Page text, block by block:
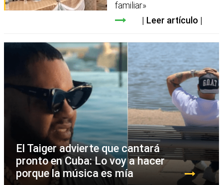
familiar»
Leer artículo
El Taiger advierte que cantará
pronto en Cuba: Lo voy a hacer
porque la música es mía